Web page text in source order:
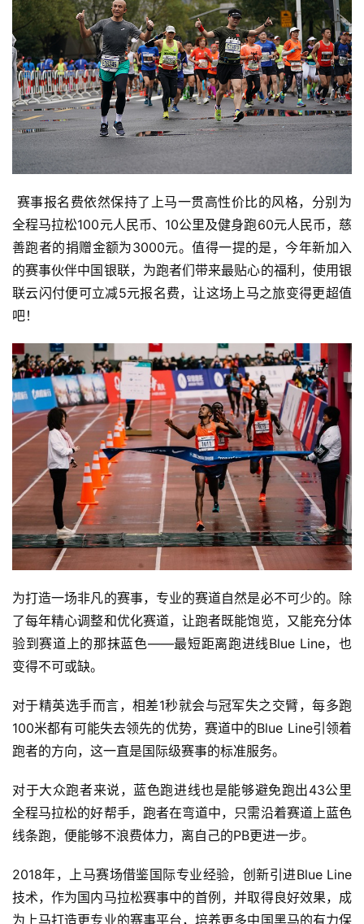
赛事报名费依然保持了上马一贯高性价比的风格，分别为
全程马拉松100元人民币、10公里及健身跑60元人民币，慈
善跑者的捐赠金额为3000元。值得一提的是，今年新加入
的赛事伙伴中国银联，为跑者们带来最贴心的福利，使用银
联云闪付便可立减5元报名费，让这场上马之旅变得更超值
吧！
为打造一场非凡的赛事，专业的赛道自然是必不可少的。除
了每年精心调整和优化赛道，让跑者既能饱览，又能充分体
验到赛道上的那抹蓝色——最短距离跑进线Blue Line，也
变得不可或缺。
对于精英选手而言，相差1秒就会与冠军失之交臂，每多跑
100米都有可能失去领先的优势，赛道中的Blue Line引领着
跑者的方向，这一直是国际级赛事的标准服务。
对于大众跑者来说，蓝色跑进线也是能够避免跑出43公里
全程马拉松的好帮手，跑者在弯道中，只需沿着赛道上蓝色
线条跑，便能够不浪费体力，离自己的PB更进一步。
2018年，上马赛场借鉴国际专业经验，创新引进Blue Line
技术，作为国内马拉松赛事中的首例，并取得良好效果，成
为上马打造更专业的赛事平台，培养更多中国黑马的有力保